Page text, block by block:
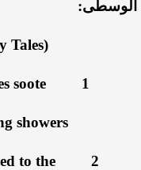
الوسطى:
(The Opening of
Tales
1
soote
2
to the